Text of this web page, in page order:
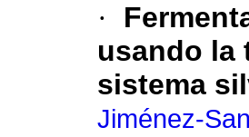
·
usando la
sistema
Jiménez-